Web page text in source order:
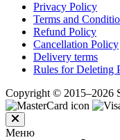
Privacy Policy
Terms and
Refund Policy
Cancellation Policy
Delivery terms
Rules for Deleting
Copyright © 2015–2026
Меню